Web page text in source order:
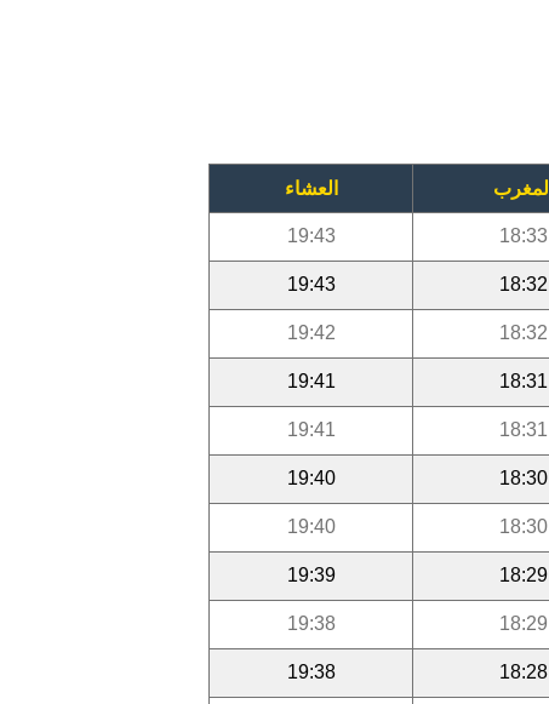
المغرب العشاء
18:33
19:43
18:32
19:43
18:32
19:42
18:31
19:41
18:31
19:41
18:30
19:40
18:30
19:40
18:29
19:39
18:29
19:38
18:28
19:38